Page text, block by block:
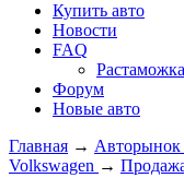
Купить авто
Новости
FAQ
Форум
Новые авто
Главная →
Volkswagen →